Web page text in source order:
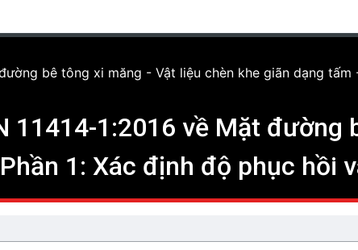
bê tông xi măng - Vật liệu chèn khe giãn dạng
11414-1:2016 về Mặt đường
1: Xác định độ phục hồi